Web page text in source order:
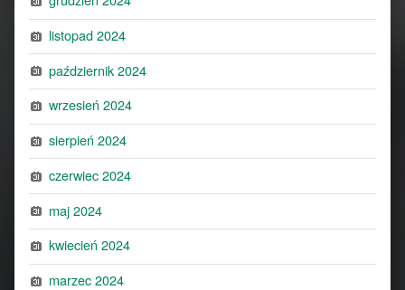
listopad 2024
październik 2024
wrzesień 2024
sierpień 2024
czerwiec 2024
maj 2024
kwiecień 2024
marzec 2024